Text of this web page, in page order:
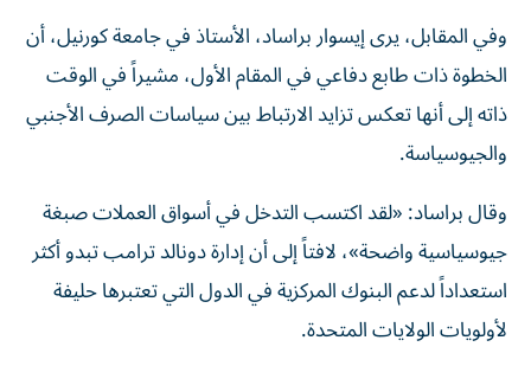
وفي المقابل، يرى إيسوار براساد، الأستاذ في جامعة كورنيل، أن
الخطوة ذات طابع دفاعي في المقام الأول، مشيراً في الوقت
ذاته إلى أنها تعكس تزايد الارتباط بين سياسات الصرف الأجنبي
والجيوسياسة.
وقال براساد: «لقد اكتسب التدخل في أسواق العملات صبغة
جيوسياسية واضحة»، لافتاً إلى أن إدارة دونالد ترامب تبدو أكثر
استعداداً لدعم البنوك المركزية في الدول التي تعتبرها حليفة
لأولويات الولايات المتحدة.